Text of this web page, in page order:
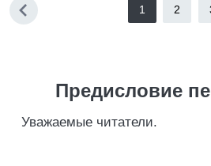
1 2
Предисловие
Уважаемые читатели.